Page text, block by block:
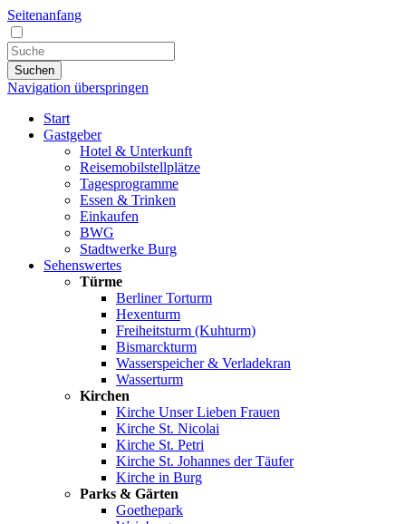
Seitenanfang
Suchen
Navigation überspringen
Start
Gastgeber
Hotel & Unterkunft
Reisemobilstellplätze
Tagesprogramme
Essen & Trinken
Einkaufen
BWG
Stadtwerke Burg
Sehenswertes
Türme
Berliner Torturm
Hexenturm
Freiheitsturm (Kuhturm)
Bismarckturm
Wasserspeicher & Verladekran
Wasserturm
Kirchen
Kirche Unser Lieben Frauen
Kirche St. Nicolai
Kirche St. Petri
Kirche St. Johannes der Täufer
Kirche in Burg
Parks & Gärten
Goethepark